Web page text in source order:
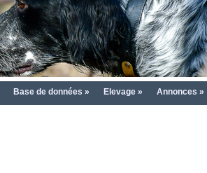
Base de données » Elevage » Annonces »